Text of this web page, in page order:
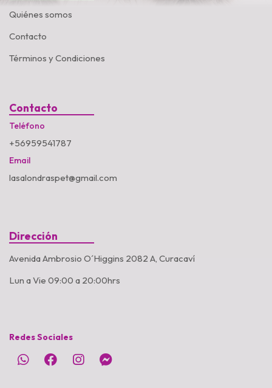
Quiénes somos
Contacto
Términos y Condiciones
Contacto
Teléfono
+56959541787
Email
lasalondraspet@gmail.com
Dirección
Avenida Ambrosio O´Higgins 2082 A, Curacaví
Lun a Vie 09:00 a 20:00hrs
Redes Sociales